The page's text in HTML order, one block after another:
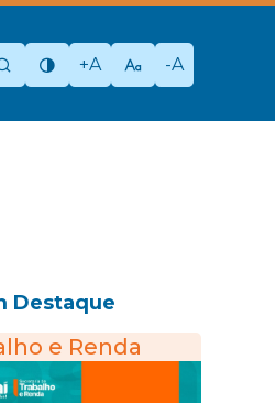
+A -A
Destaque
e Renda